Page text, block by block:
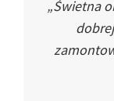
„Świetna